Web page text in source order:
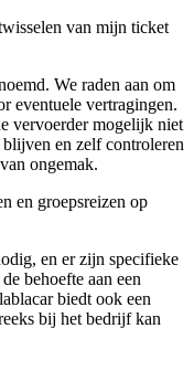
van mijn ticket
We raden aan om
eventuele vertragingen.
vervoerder mogelijk niet
en zelf controleren
ongemak.
en groepsreizen op
en er zijn specifieke
behoefte aan een
biedt ook een
bij het bedrijf kan